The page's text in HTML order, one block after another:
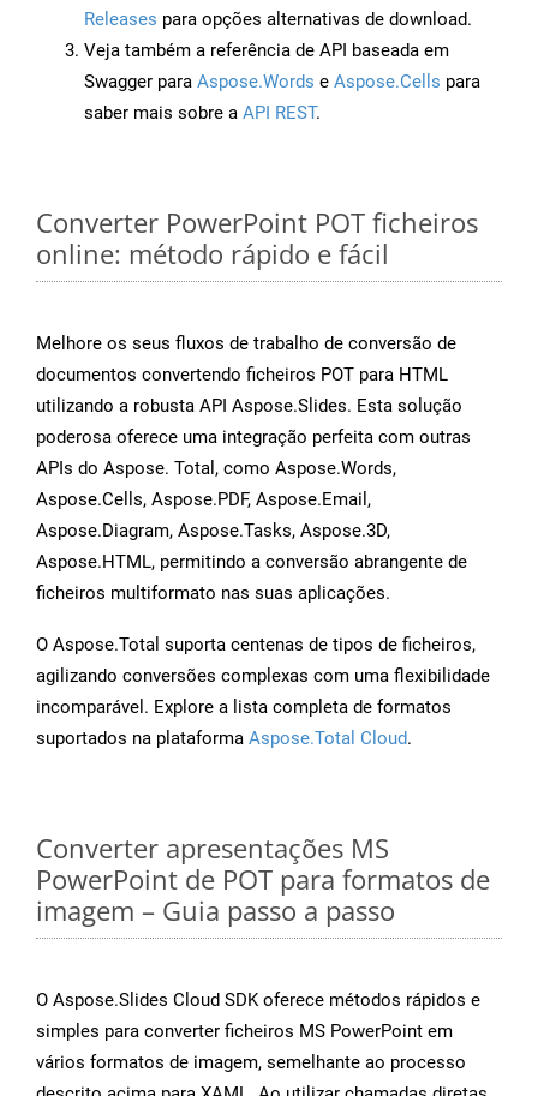
Releases para opções alternativas de download.
Veja também a referência de API baseada em
Swagger para Aspose.Words e Aspose.Cells para
saber mais sobre a API REST.
Converter PowerPoint POT ficheiros
online: método rápido e fácil
Melhore os seus fluxos de trabalho de conversão de
documentos convertendo ficheiros POT para HTML
utilizando a robusta API Aspose.Slides. Esta solução
poderosa oferece uma integração perfeita com outras
APIs do Aspose. Total, como Aspose.Words,
Aspose.Cells, Aspose.PDF, Aspose.Email,
Aspose.Diagram, Aspose.Tasks, Aspose.3D,
Aspose.HTML, permitindo a conversão abrangente de
ficheiros multiformato nas suas aplicações.
O Aspose.Total suporta centenas de tipos de ficheiros,
agilizando conversões complexas com uma flexibilidade
incomparável. Explore a lista completa de formatos
suportados na plataforma Aspose.Total Cloud.
Converter apresentações MS
PowerPoint de POT para formatos de
imagem – Guia passo a passo
O Aspose.Slides Cloud SDK oferece métodos rápidos e
simples para converter ficheiros MS PowerPoint em
vários formatos de imagem, semelhante ao processo